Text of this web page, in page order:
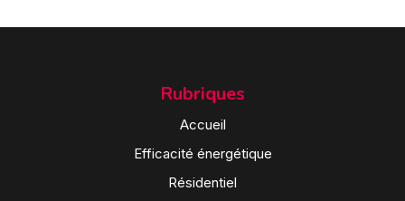
Rubriques
Accueil
Efficacité énergétique
Résidentiel